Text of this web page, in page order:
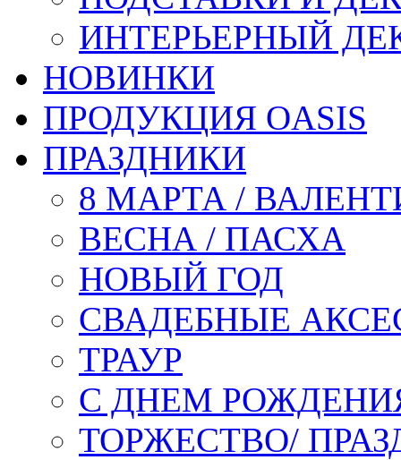
ИНТЕРЬЕРНЫЙ
НОВИНКИ
ПРОДУКЦИЯ OASIS
ПРАЗДНИКИ
8 МАРТА /
ВЕСНА / ПАСХА
НОВЫЙ ГОД
СВАДЕБНЫЕ
ТРАУР
С ДНЕМ
ТОРЖЕСТВО/